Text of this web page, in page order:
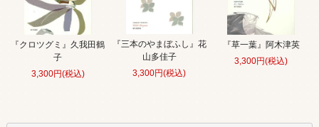
『クロツグミ』久我田鶴
子
3,300円(税込)
『三本のやまぼふし』花
山多佳子
3,300円(税込)
『草一葉』阿木津英
3,300円(税込)